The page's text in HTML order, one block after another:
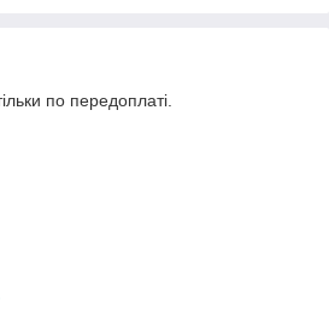
по передоплаті.